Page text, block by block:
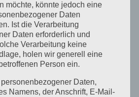
Allgäu
Artemisia Kräutergarten
möchte, könnte jedoch eine
Daten
Ist die Verarbeitung
Daten erforderlich und
Verarbeitung keine
holen wir generell eine
Person ein.
Daten,
Namens, der Anschrift, E-Mail-